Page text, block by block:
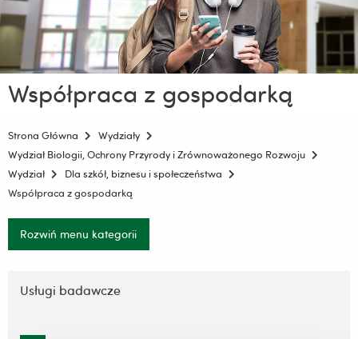
Współpraca z gospodarką
Strona Główna
Wydziały
Wydział Biologii, Ochrony Przyrody i Zrównoważonego Rozwoju
Wydział
Dla szkół, biznesu i społeczeństwa
Współpraca z gospodarką
Rozwiń menu kategorii
nawigację
Usługi badawcze